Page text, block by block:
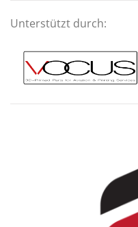
Unterstützt durch: